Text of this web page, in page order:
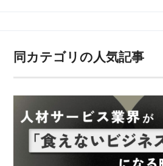
同カテゴリの人気記事